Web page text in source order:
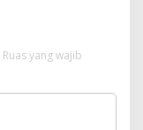
Ruas yang wajib